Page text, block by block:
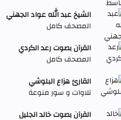
الشيخ عبد الله عواد الجهني
المصحف كامل
القرآن بصوت رعد الكردي
المصحف كامل
القارئ هزاع البلوشي
تلاوات و سور منوعة
القرآن بصوت خالد الجليل